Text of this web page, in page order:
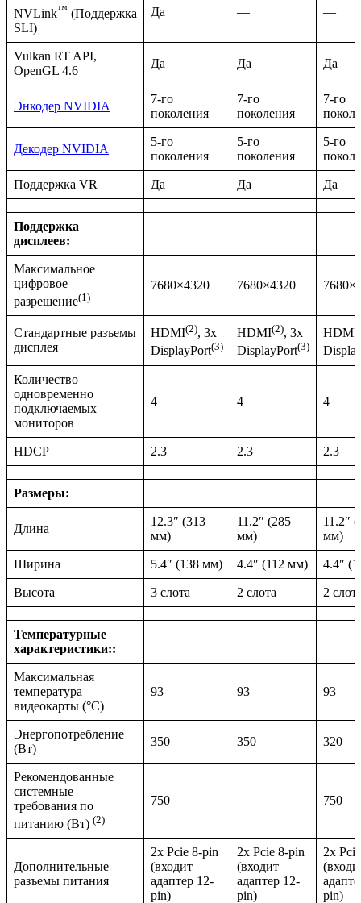
NVLink™ (Поддержка
SLI)
Да — —
Vulkan RT API,
OpenGL 4.6
Да Да Да
Энкодер NVIDIA
7-го
поколения
7-го
поколения
7-го
Декодер NVIDIA
5-го
поколения
5-го
поколения
5-го
Поддержка VR Да Да Да
Поддержка
дисплеев:
Максимальное
цифровое
разрешение(1)
7680×4320 7680×4320
Стандартные разъемы
дисплея
HDMI(2), 3x
DisplayPort(3)
HDMI(2), 3x
DisplayPort(3)
HDMI
Количество
одновременно
подключаемых
мониторов
4 4 4
HDCP 2.3 2.3 2.3
Размеры:
Длина
12.3″ (313
мм)
11.2″ (285
мм)
11.2″
мм)
Ширина 5.4″ (138 мм) 4.4″ (112 мм) 4.4″
Высота 3 слота 2 слота 2
Температурные
характеристики::
Максимальная
температура
видеокарты (°С)
93 93 93
Энергопотребление
(Вт)
350 350 320
Рекомендованные
системные
требования по
питанию (Вт) (2)
750 750
Дополнительные
разъемы питания
2x Pcie 8-pin
(входит
адаптер 12-
pin)
2x Pcie 8-pin
(входит
адаптер 12-
pin)
2x
pin)